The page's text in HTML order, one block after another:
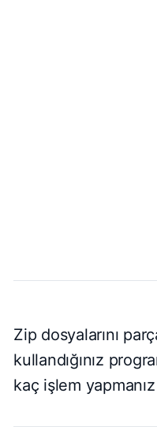
Zip dosyalarını
kullandığınız
kaç işlem